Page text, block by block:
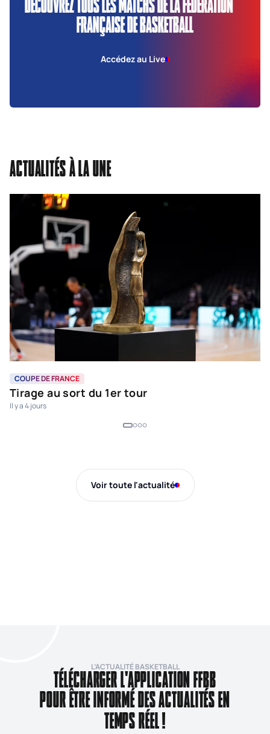
DÉCOUVREZ TOUS LES MATCHS DE LA FÉDÉRATION
FRANÇAISE DE BASKETBALL
Accédez au Live
ACTUALITÉS À LA UNE
COUPE DE FRANCE
Tirage au sort du 1er tour
Il y a 4 jours
Voir toute l'actualité
L’ACTUALITÉ BASKETBALL
TÉLÉCHARGER L'APPLICATION FFBB
POUR ÊTRE INFORMÉ DES ACTUALITÉS EN
TEMPS RÉEL !